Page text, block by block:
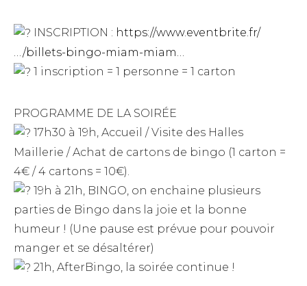
INSCRIPTION : https://www.eventbrite.fr/
…/billets-bingo-miam-miam…
1 inscription = 1 personne = 1 carton
PROGRAMME DE LA SOIRÉE
17h30 à 19h, Accueil / Visite des Halles
Maillerie / Achat de cartons de bingo (1 carton =
4€ / 4 cartons = 10€).
19h à 21h, BINGO, on enchaine plusieurs
parties de Bingo dans la joie et la bonne
humeur ! (Une pause est prévue pour pouvoir
manger et se désaltérer)
21h, AfterBingo, la soirée continue !